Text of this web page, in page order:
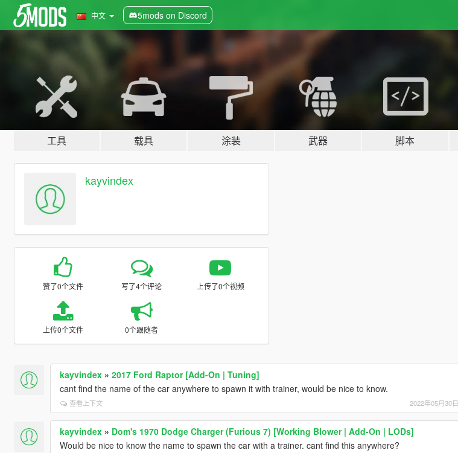
中文 5mods on Discord
工具 载具 涂装 武器 脚本
kayvindex
赞了0个文件 写了4个评论 上传了0个视频
上传0个文件 0个跟随者
kayvindex» 2017 Ford Raptor [Add-On | Tuning]
cant find the name of the car anywhere to spawn it with trainer, would be nice to know.
查看上下文 2022年05月30日
kayvindex» Dom's 1970 Dodge Charger (Furious 7) [Working Blower | Add-On | LODs]
Would be nice to know the name to spawn the car with a trainer. cant find this anywhere?